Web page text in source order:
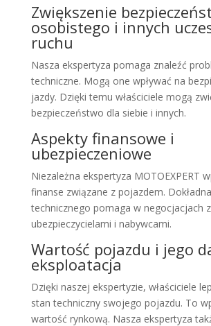
Zwiększenie
osobistego i innych
ruchu
Nasza ekspertyza pomaga znaleźć
techniczne. Mogą one wpływać na
jazdy. Dzięki temu właściciele mogą
bezpieczeństwo dla siebie i innych.
Aspekty finansowe i
ubezpieczeniowe
Niezależna ekspertyza MOTOEXPERT
finanse związane z pojazdem.
technicznego pomaga w negocjacjach z
ubezpieczycielami i nabywcami.
Wartość pojazdu i jego
eksploatacja
Dzięki naszej ekspertyzie, właściciele
stan techniczny swojego pojazdu. To
wartość rynkową. Nasza ekspertyza